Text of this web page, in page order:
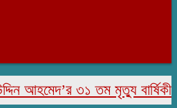
৩১ তম মৃত্যু বার্ষিকী পালিত